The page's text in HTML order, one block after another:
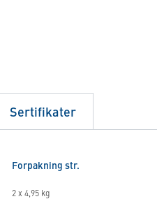
Forpakning str.
2 x 4,95 kg
Sertifikater